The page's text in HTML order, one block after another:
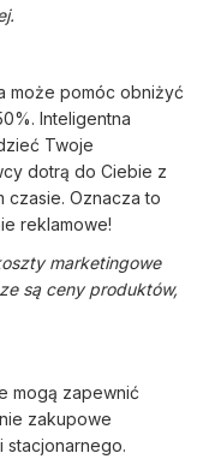
może pomóc obniżyć
Inteligentna
Twoje
dotrą do Ciebie z
czasie. Oznacza to
reklamowe!
marketingowe
są ceny produktów,
mogą zapewnić
zakupowe
stacjonarnego.